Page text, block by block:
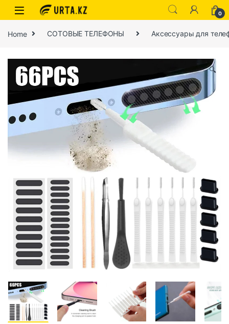
0
Home СОТОВЫЕ ТЕЛЕФОНЫ Аксессуары для
🔍